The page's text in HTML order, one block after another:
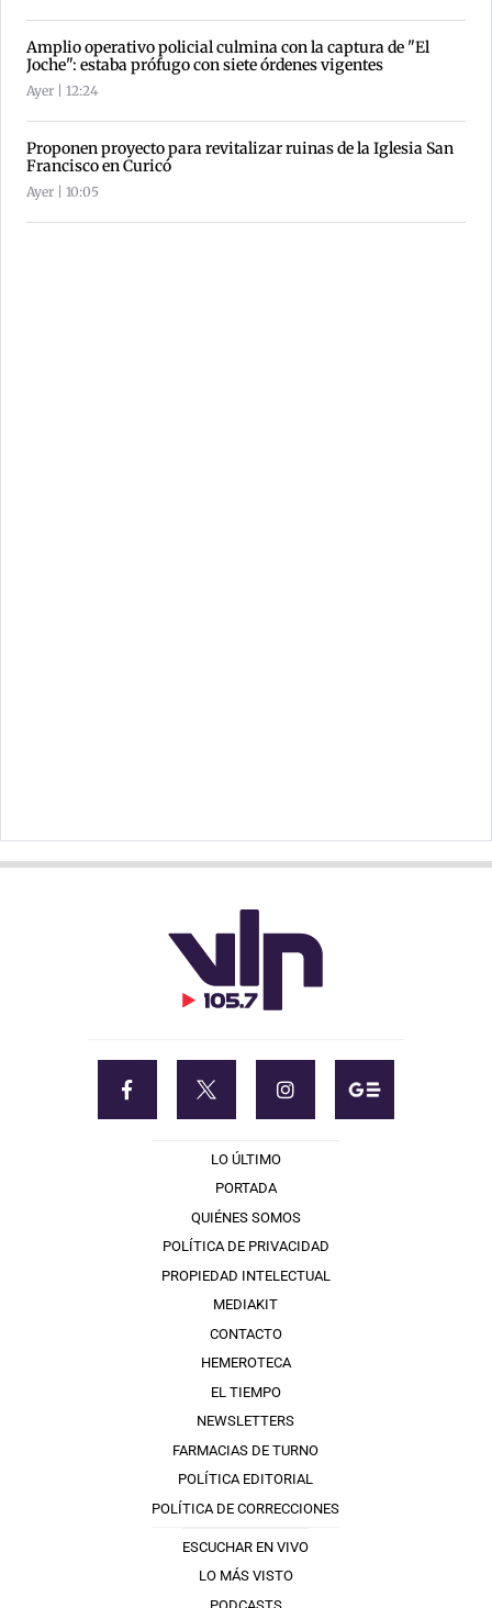
Amplio operativo policial culmina con la captura de "El
Joche": estaba prófugo con siete órdenes vigentes
Ayer | 12:24
Proponen proyecto para revitalizar ruinas de la Iglesia San
Francisco en Curicó
Ayer | 10:05
LO ÚLTIMO
PORTADA
QUIÉNES SOMOS
POLÍTICA DE PRIVACIDAD
PROPIEDAD INTELECTUAL
MEDIAKIT
CONTACTO
HEMEROTECA
EL TIEMPO
NEWSLETTERS
FARMACIAS DE TURNO
POLÍTICA EDITORIAL
POLÍTICA DE CORRECCIONES
ESCUCHAR EN VIVO
LO MÁS VISTO